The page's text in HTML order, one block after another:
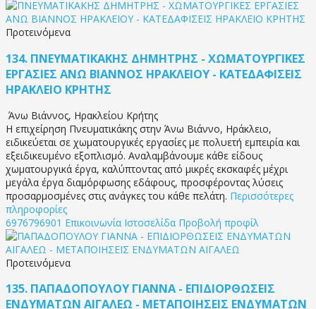
Προτεινόμενα
134. ΠΝΕΥΜΑΤΙΚΑΚΗΣ ΔΗΜΗΤΡΗΣ - ΧΩΜΑΤΟΥΡΓΙΚΕΣ
ΕΡΓΑΣΙΕΣ ΑΝΩ ΒΙΑΝΝΟΣ ΗΡΑΚΛΕΙΟΥ - ΚΑΤΕΔΑΦΙΣΕΙΣ
ΗΡΑΚΛΕΙΟ ΚΡΗΤΗΣ
Άνω Βιάννος, Ηρακλείου Κρήτης
Η επιχείρηση Πνευματικάκης στην Άνω Βιάννο, Ηράκλειο,
ειδικεύεται σε χωματουργικές εργασίες με πολυετή εμπειρία και
εξειδικευμένο εξοπλισμό. Αναλαμβάνουμε κάθε είδους
χωματουργικά έργα, καλύπτοντας από μικρές εκσκαφές μέχρι
μεγάλα έργα διαμόρφωσης εδάφους, προσφέροντας λύσεις
προσαρμοσμένες στις ανάγκες του κάθε πελάτη. Περισσότερες
πληροφορίες
6976796901 Επικοινωνία Ιστοσελίδα Προβολή προφίλ
Προτεινόμενα
135. ΠΑΠΑΔΟΠΟΥΛΟΥ ΓΙΑΝΝΑ - ΕΠΙΔΙΟΡΘΩΣΕΙΣ
ΕΝΔΥΜΑΤΩΝ ΑΙΓΑΛΕΩ - ΜΕΤΑΠΟΙΗΣΕΙΣ ΕΝΔΥΜΑΤΩΝ